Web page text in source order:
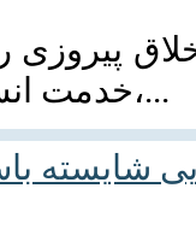
پیروزی
خدمت انسان» منتشر شده است،...
شایسته